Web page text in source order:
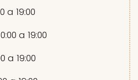
a 19:00
a 19:00
a 19:00